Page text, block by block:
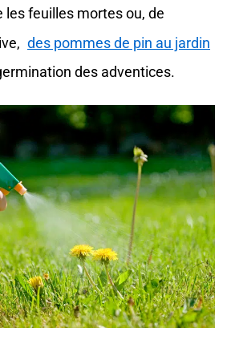
feuilles mortes ou, de
des pommes de pin au jardin
des adventices.